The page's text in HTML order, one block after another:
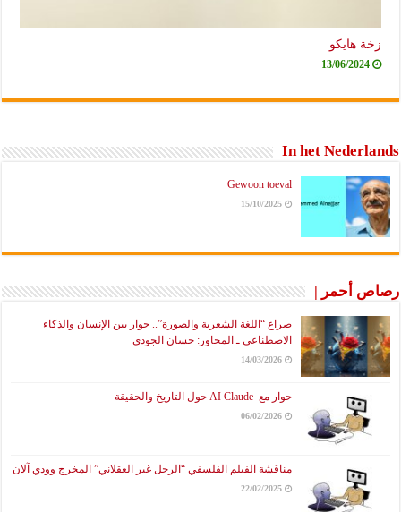
زخة هايكو
13/06/2024
In het Nederlands
Gewoon toeval
15/10/2025
رصاص أحمر |
صراع “اللغة الشعرية والصورة”.. حوار بين الإنسان والذكاء
الاصطناعي ـ المحاور: حسان الجودي
14/03/2026
حوار مع AI Claude حول التاريخ والحقيقة
06/02/2026
مناقشة الفيلم الفلسفي “الرجل غير العقلاني” المخرج وودي آلان
22/02/2025